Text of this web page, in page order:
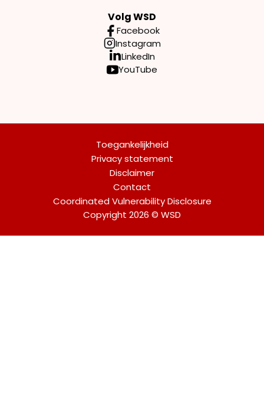
Volg WSD
Facebook
Instagram
LinkedIn
YouTube
Toegankelijkheid
Privacy statement
Disclaimer
Contact
Coordinated Vulnerability Disclosure
Copyright 2026 © WSD